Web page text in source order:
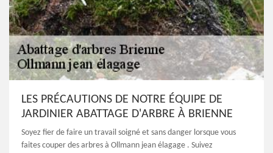
LES PRÉCAUTIONS DE NOTRE ÉQUIPE DE
JARDINIER ABATTAGE D'ARBRE À BRIENNE
Soyez fier de faire un travail soigné et sans danger lorsque vous
faites couper des arbres à Ollmann jean élagage . Suivez